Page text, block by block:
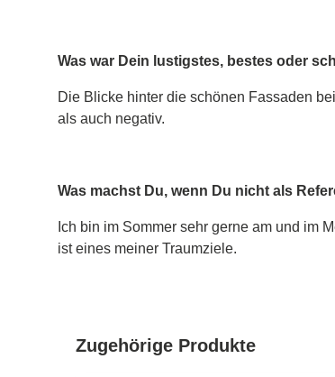
Was war Dein lustigstes, bestes oder
Die Blicke hinter die schönen Fassaden
als auch negativ.
Was machst Du, wenn Du nicht als
Ich bin im Sommer sehr gerne am und im
ist eines meiner Traumziele.
Produktgalerie überspringen
Zugehörige Produkte